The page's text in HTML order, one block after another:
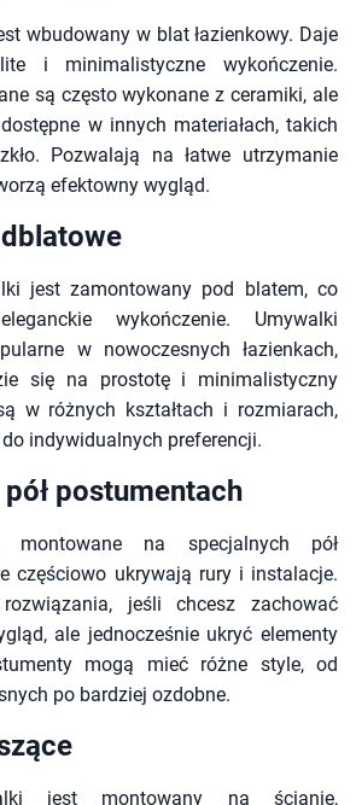
wbudowany w blat łazienkowy. Daje
i minimalistyczne wykończenie.
są często wykonane z ceramiki, ale
w innych materiałach, takich
Pozwalają na łatwe utrzymanie
efektowny wygląd.
jest zamontowany pod blatem, co
wykończenie. Umywalki
w nowoczesnych łazienkach,
się na prostotę i minimalistyczny
w różnych kształtach i rozmiarach,
indywidualnych preferencji.
postumentach
na specjalnych pół
częściowo ukrywają rury i instalacje.
jeśli chcesz zachować
ale jednocześnie ukryć elementy
mogą mieć różne style, od
po bardziej ozdobne.
jest montowany na ścianie,